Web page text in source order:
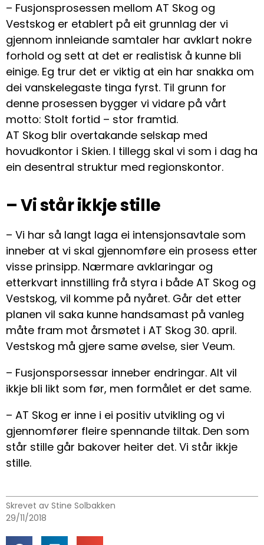
– Fusjonsprosessen mellom AT Skog og
Vestskog er etablert på eit grunnlag der vi
gjennom innleiande samtaler har avklart nokre
forhold og sett at det er realistisk å kunne bli
einige. Eg trur det er viktig at ein har snakka om
dei vanskelegaste tinga fyrst. Til grunn for
denne prosessen bygger vi vidare på vårt
motto: Stolt fortid – stor framtid.
AT Skog blir overtakande selskap med
hovudkontor i Skien. I tillegg skal vi som i dag ha
ein desentral struktur med regionskontor.
– Vi står ikkje stille
– Vi har så langt laga ei intensjonsavtale som
inneber at vi skal gjennomføre ein prosess etter
visse prinsipp. Nærmare avklaringar og
etterkvart innstilling frå styra i både AT Skog og
Vestskog, vil komme på nyåret. Går det etter
planen vil saka kunne handsamast på vanleg
måte fram mot årsmøtet i AT Skog 30. april.
Vestskog må gjere same øvelse, sier Veum.
– Fusjonsporsessar inneber endringar. Alt vil
ikkje bli likt som før, men formålet er det same.
– AT Skog er inne i ei positiv utvikling og vi
gjennomfører fleire spennande tiltak. Den som
står stille går bakover heiter det. Vi står ikkje
stille.
Skrevet av Stine Solbakken
29/11/2018